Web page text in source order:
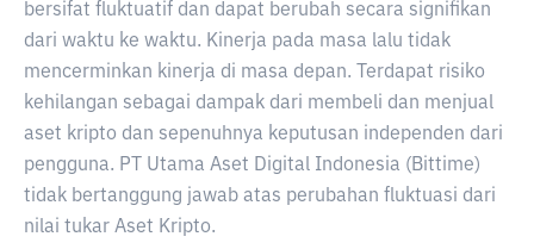
bersifat fluktuatif dan dapat berubah secara signifikan
dari waktu ke waktu. Kinerja pada masa lalu tidak
mencerminkan kinerja di masa depan. Terdapat risiko
kehilangan sebagai dampak dari membeli dan menjual
aset kripto dan sepenuhnya keputusan independen dari
pengguna. PT Utama Aset Digital Indonesia (Bittime)
tidak bertanggung jawab atas perubahan fluktuasi dari
nilai tukar Aset Kripto.